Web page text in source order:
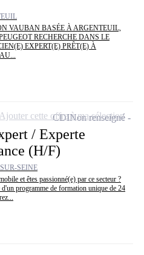
VAUBAN BASÉE À ARGENTEUIL,
RECHERCHE DANS LE
EXPERT(E) PRÊT(E) À
/ Experte
(H/F)
SEINE
et êtes passionné(e) par ce secteur ?
programme de formation unique de 24
CDINon renseigné
Ajouter cette offre à ma sélection